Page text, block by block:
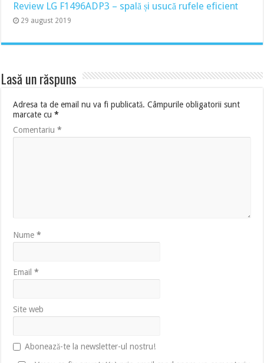
Review LG F1496ADP3 – spală și usucă rufele eficient
29 august 2019
Lasă un răspuns
Adresa ta de email nu va fi publicată. Câmpurile obligatorii sunt
marcate cu*
Comentariu*
Nume*
Email*
Site web
Abonează-te la newsletter-ul nostru!